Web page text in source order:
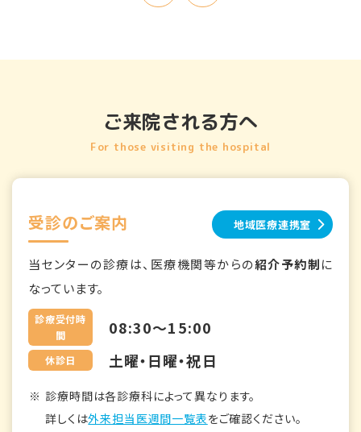
ご来院される方へ
For those visiting the hospital
受診のご案内 地域医療連携室
当センターの診療は、医療機関等からの紹介予約制に
なっています。
診療受付時
間
08:30～15:00
休診日 土曜・日曜・祝日
診療時間は各診療科によって異なります。
詳しくは外来担当医週間一覧表をご確認ください。